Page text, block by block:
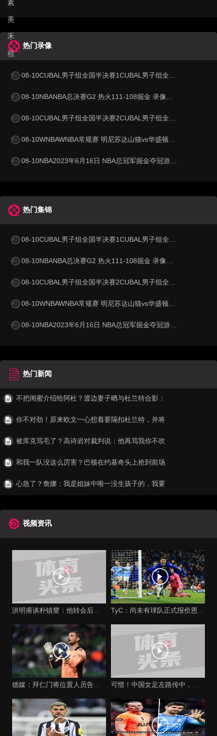
热门录像
08-10CUBAL男子组全国半决赛1CUBAL男子组全国半决赛1 北体大80-89清华大学 录像集锦视频
08-10NBANBA总决赛G2 热火111-108掘金 录像集锦视频
08-10CUBAL男子组全国半决赛2CUBAL男子组全国半决赛2 中南大学72-88广东工业大学 录像集锦视频
08-10WNBAWNBA常规赛 明尼苏达山猫vs华盛顿神秘人 全场录像 录像集锦视频
08-10NBA2023年6月16日 NBA总冠军掘金夺冠游行庆典 录像集锦视频
热门集锦
08-10CUBAL男子组全国半决赛1CUBAL男子组全国半决赛1 北体大80-89清华大学 录像集锦视频
08-10NBANBA总决赛G2 热火111-108掘金 录像集锦视频
08-10CUBAL男子组全国半决赛2CUBAL男子组全国半决赛2 中南大学72-88广东工业大学 录像集锦视频
08-10WNBAWNBA常规赛 明尼苏达山猫vs华盛顿神秘人 全场录像 录像集锦视频
08-10NBA2023年6月16日 NBA总冠军掘金夺冠游行庆典 录像集锦视频
热门新闻
不把闺蜜介绍给阿杜？渡边妻子晒与杜兰特合影：很友善 非常感激（渡边身高）
你不对劲！原来欧文一心想着要隔扣杜兰特，并将其撂倒在地
被库克骂毛了？高诗岩对裁判说：他再骂我你不吹，我就上去干他！（高诗岩对新疆）
和我一队没这么厉害？巴顿在约基奇头上抢到前场篮板霸气补篮得手（约翰·巴顿）
心急了？詹娜：我是姐妹中唯一没生孩子的，我要立刻马上生孩子！（詹娜二胎）
视频资讯